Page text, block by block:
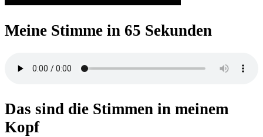
Meine Stimme in 65 Sekunden
Das sind die Stimmen in meinem
Kopf